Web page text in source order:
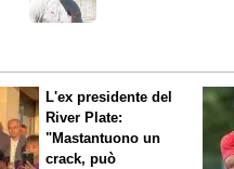
L'ex presidente del
River Plate:
"Mastantuono un
crack, può